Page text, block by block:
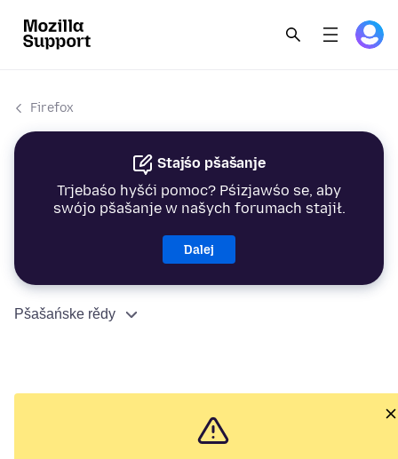
Firefox
Stajśo pšašanje
Trjebaśo hyšći pomoc? Pśizjawśo se, aby
swójo pšašanje w našych forumach stajił.
Dalej
Pšašańske rědy